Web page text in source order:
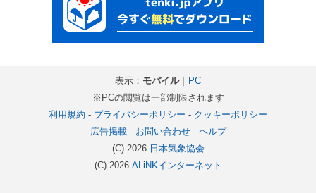
表示： モバイル｜ PC
※PCの閲覧は一部制限されます
利用規約 - プライバシーポリシー - クッキーポリシー
広告掲載- お問い合わせ- ヘルプ
(C) 2026 日本気象協会
(C) 2026 ALiNKインターネット